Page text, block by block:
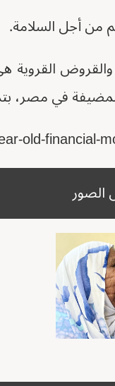
من أجل السلامة.
والقروض
في مصر،